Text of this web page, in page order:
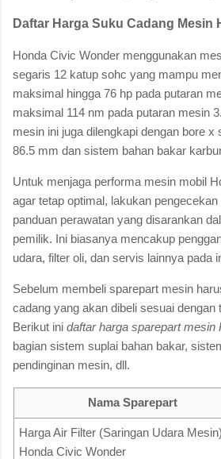
Daftar Harga Suku Cadang Mesin
Honda Civic Wonder menggunakan
segaris 12 katup sohc yang mampu
maksimal hingga 76 hp pada putaran
maksimal 114 nm pada putaran mesin
mesin ini juga dilengkapi dengan bore x
86.5 mm dan sistem bahan bakar
Untuk menjaga performa mesin mobil
agar tetap optimal, lakukan
panduan perawatan yang disarankan
pemilik. Ini biasanya mencakup
udara, filter oli, dan servis lainnya pada
Sebelum membeli sparepart mesin
cadang yang akan dibeli sesuai dengan
Berikut ini daftar harga sparepart mesin
bagian sistem suplai bahan bakar,
pendinginan mesin, dll.
Nama Sparepart
Harga Air Filter (Saringan Udara Mesin)
Honda Civic Wonder